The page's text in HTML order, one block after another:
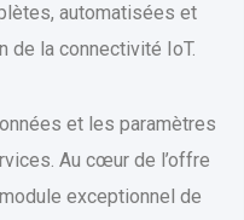
automatisées et
de la connectivité IoT.
et les paramètres
Au cœur de l’offre
exceptionnel de